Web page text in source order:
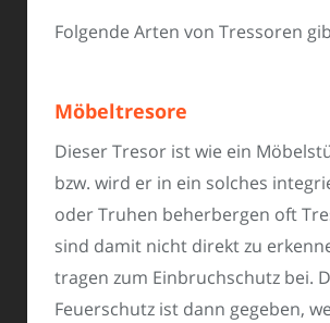
Folgende Arten von Tressoren
Möbeltresore
Dieser Tresor ist wie ein
bzw. wird er in ein solches
oder Truhen beherbergen oft
sind damit nicht direkt zu
tragen zum Einbruchschutz bei.
Feuerschutz ist dann gegeben,